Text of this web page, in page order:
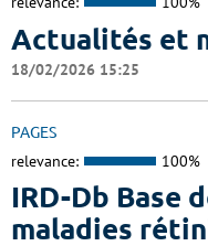
Actualités et
18/02/2026 15:25
PAGES
relevance: 100%
IRD-Db Base
maladies